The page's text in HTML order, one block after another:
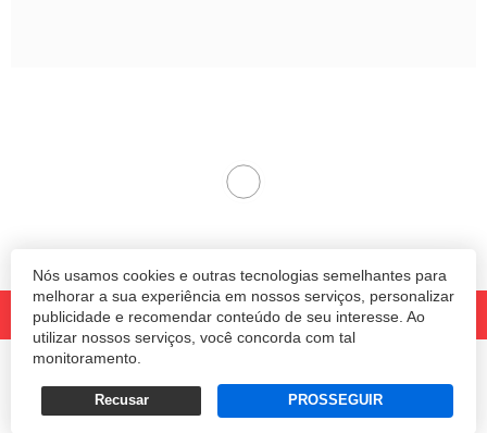
Nós usamos cookies e outras tecnologias semelhantes para
melhorar a sua experiência em nossos serviços, personalizar
publicidade e recomendar conteúdo de seu interesse. Ao
utilizar nossos serviços, você concorda com tal
monitoramento.
Recusar PROSSEGUIR
Termos e Políticas de Uso Privacidade